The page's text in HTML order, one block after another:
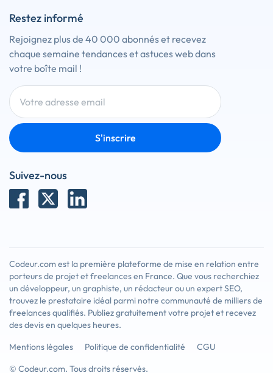
Restez informé
Rejoignez plus de 40 000 abonnés et recevez
chaque semaine tendances et astuces web dans
votre boîte mail !
S'inscrire
Suivez-nous
Codeur.com est la première plateforme de mise en relation entre
porteurs de projet et freelances en France. Que vous recherchiez
un développeur, un graphiste, un rédacteur ou un expert SEO,
trouvez le prestataire idéal parmi notre communauté de milliers de
freelances qualifiés. Publiez gratuitement votre projet et recevez
des devis en quelques heures.
Mentions légales
Politique de confidentialité
CGU
© Codeur.com. Tous droits réservés.